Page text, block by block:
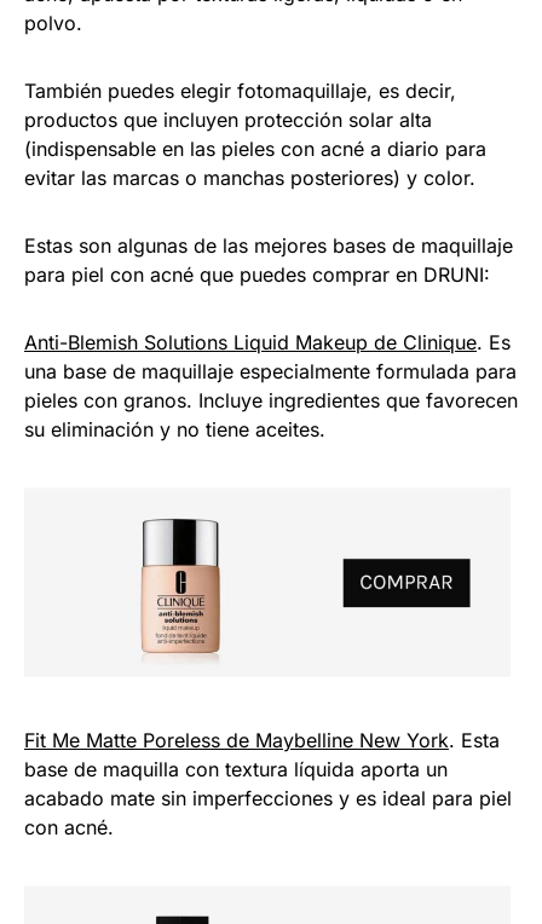
polvo.
También puedes elegir fotomaquillaje, es decir,
productos que incluyen protección solar alta
(indispensable en las pieles con acné a diario para
evitar las marcas o manchas posteriores) y color.
Estas son algunas de las mejores bases de maquillaje
para piel con acné que puedes comprar en DRUNI:
Anti-Blemish Solutions Liquid Makeup de Clinique. Es
una base de maquillaje especialmente formulada para
pieles con granos. Incluye ingredientes que favorecen
su eliminación y no tiene aceites.
Fit Me Matte Poreless de Maybelline New York. Esta
base de maquilla con textura líquida aporta un
acabado mate sin imperfecciones y es ideal para piel
con acné.